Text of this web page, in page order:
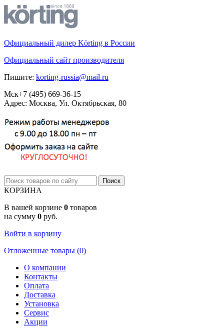
Официальный дилер Körting в России
Официальный сайт производителя
Пишите: korting-russia@mail.ru
Мск+7 (495) 669-36-15
Адрес: Москва, Ул. Октябрьская, 80
КОРЗИНА
В вашей корзине 0 товаров
на сумму 0 руб.
Войти в корзину
Отложенные товары (0)
О компании
Контакты
Оплата
Доставка
Установка
Сервис
Акции